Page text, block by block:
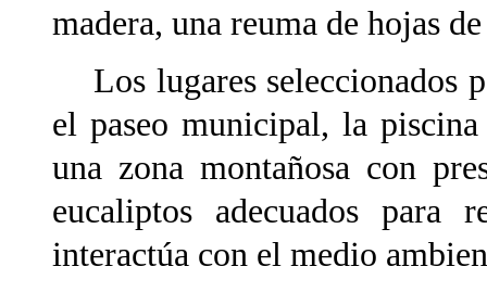
madera, una reuma de hojas
Los lugares seleccionados
el paseo municipal, la
una zona montañosa con
eucaliptos adecuados para
interactúa con el medio